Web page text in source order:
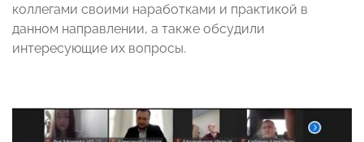
коллегами своими наработками и практикой в
данном направлении, а также обсудили
интересующие их вопросы.